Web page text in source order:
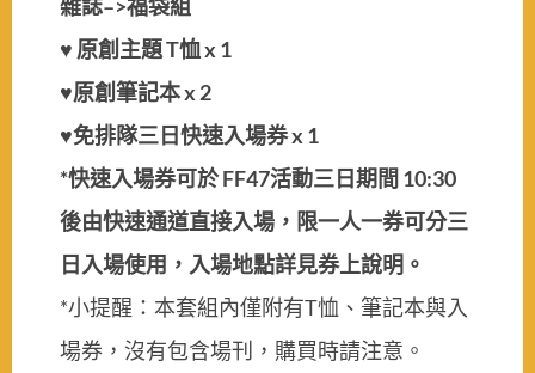
雜誌–>福袋組
♥ 原創主題 T恤 x 1
♥原創筆記本 x 2
♥免排隊三日快速入場券 x 1
*快速入場券可於 FF47活動三日期間 10:30
後由快速通道直接入場，限一人一券可分三
日入場使用，入場地點詳見券上說明。
*小提醒：本套組內僅附有T恤、筆記本與入
場券，沒有包含場刊，購買時請注意。